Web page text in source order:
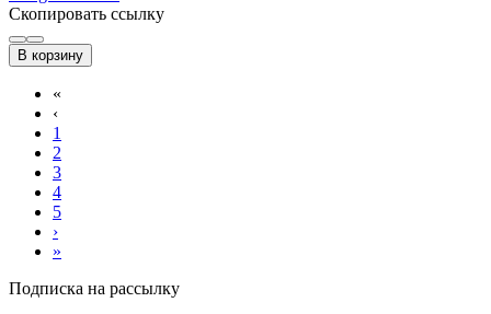
Скопировать ссылку
В корзину
«
‹
1
2
3
4
5
›
»
Подписка на рассылку